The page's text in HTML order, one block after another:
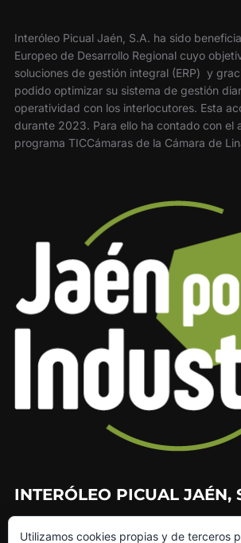
Interóleo Picual Jaén, S.A. ha sido
Europeo de Desarrollo Regional cuyo
soluciones de gestión integral (ERP) y
podido optimizar su sistema de gestión
operatividad con los interlocutores. Esta
durante 2023. Para ello ha contado con el
programa TICCámaras de la Cámara de
INTERÓLEO PICUAL JAÉN,
953 226 010
Utilizamos cookies propias y de terceros